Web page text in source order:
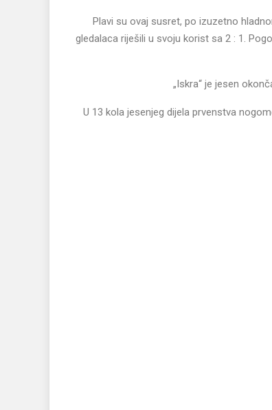
Plavi su ovaj susret, po izuzetno
gledalaca riješili u svoju korist sa 2 : 1.
„Iskra“ je jesen
U 13 kola jesenjeg dijela prvenstva